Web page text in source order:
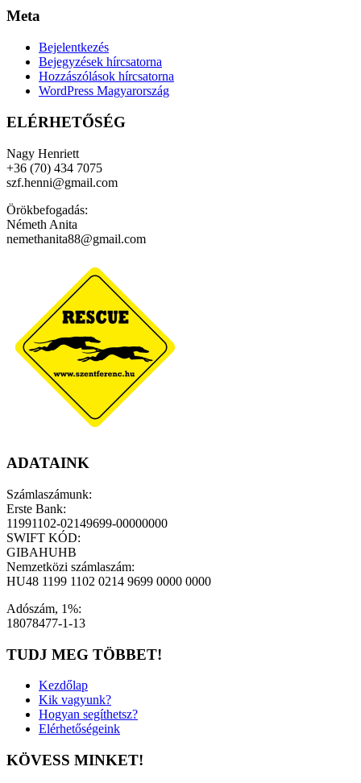
Meta
Bejelentkezés
Bejegyzések hírcsatorna
Hozzászólások hírcsatorna
WordPress Magyarország
ELÉRHETŐSÉG
Nagy Henriett
+36 (70) 434 7075
szf.henni@gmail.com
Örökbefogadás:
Németh Anita
nemethanita88@gmail.com
ADATAINK
Számlaszámunk:
Erste Bank:
11991102-02149699-00000000
SWIFT KÓD:
GIBAHUHB
Nemzetközi számlaszám:
HU48 1199 1102 0214 9699 0000 0000
Adószám, 1%:
18078477-1-13
TUDJ MEG TÖBBET!
Kezdőlap
Kik vagyunk?
Hogyan segíthetsz?
Elérhetőségeink
KÖVESS MINKET!